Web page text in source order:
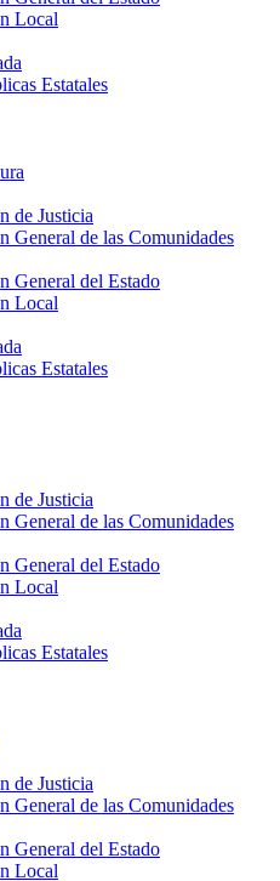
Local
Estatales
de Justicia
General de las Comunidades
General del Estado
Local
Estatales
de Justicia
General de las Comunidades
General del Estado
Local
Estatales
de Justicia
General de las Comunidades
General del Estado
Local